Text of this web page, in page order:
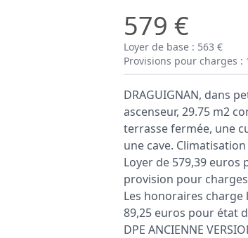
579 €
Loyer de base : 563 €
Provisions pour charges :
DRAGUIGNAN, dans
ascenseur, 29.75 m2
terrasse fermée, une
une cave.
Loyer de 579,39
provision pour
Les honoraires charge
89,25 euros pour état
DPE ANCIENNE